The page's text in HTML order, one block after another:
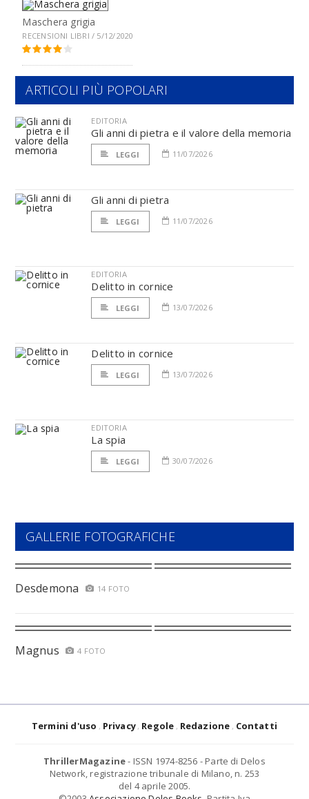
Maschera grigia
RECENSIONI LIBRI / 5/12/2020
ARTICOLI PIÙ POPOLARI
EDITORIA
Gli anni di pietra e il valore della memoria
LEGGI 11/07/2026
Gli anni di pietra
LEGGI 11/07/2026
EDITORIA
Delitto in cornice
LEGGI 13/07/2026
Delitto in cornice
LEGGI 13/07/2026
EDITORIA
La spia
LEGGI 30/07/2026
GALLERIE FOTOGRAFICHE
Desdemona 14 FOTO
Magnus 4 FOTO
Termini d'uso Privacy Regole Redazione Contatti
ThrillerMagazine- ISSN 1974-8256 - Parte di Delos
Network, registrazione tribunale di Milano, n. 253
del 4 aprile 2005.